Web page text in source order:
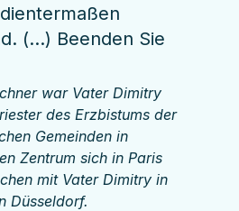
(…) Beenden Sie
war Vater Dimitry
des Erzbistums der
Gemeinden in
Zentrum sich in Paris
mit Vater Dimitry in
Düsseldorf.